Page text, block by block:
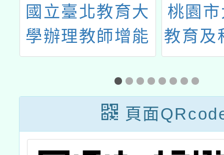
國立臺北教育大
學辦理教師增能
研習「B2.PBL
教學應用工作
坊」
桃園
教育及
三月
頁面